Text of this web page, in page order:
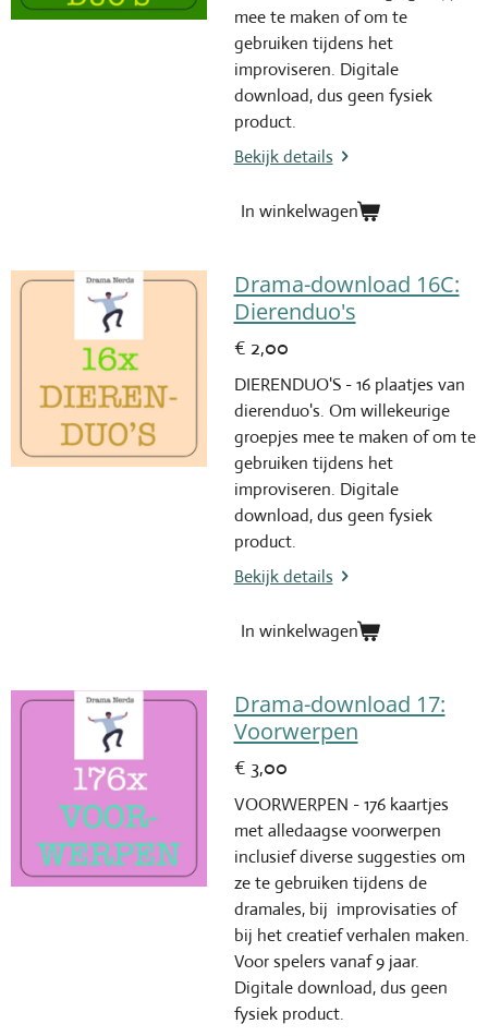
mee te maken of om te
gebruiken tijdens het
improviseren. Digitale
download, dus geen fysiek
product.
Bekijk details
In winkelwagen
Drama-download 16C:
Dierenduo's
€ 2,00
DIERENDUO'S - 16 plaatjes van
dierenduo's. Om willekeurige
groepjes mee te maken of om te
gebruiken tijdens het
improviseren. Digitale
download, dus geen fysiek
product.
Bekijk details
In winkelwagen
Drama-download 17:
Voorwerpen
€ 3,00
VOORWERPEN - 176 kaartjes
met alledaagse voorwerpen
inclusief diverse suggesties om
ze te gebruiken tijdens de
dramales, bij improvisaties of
bij het creatief verhalen maken.
Voor spelers vanaf 9 jaar.
Digitale download, dus geen
fysiek product.